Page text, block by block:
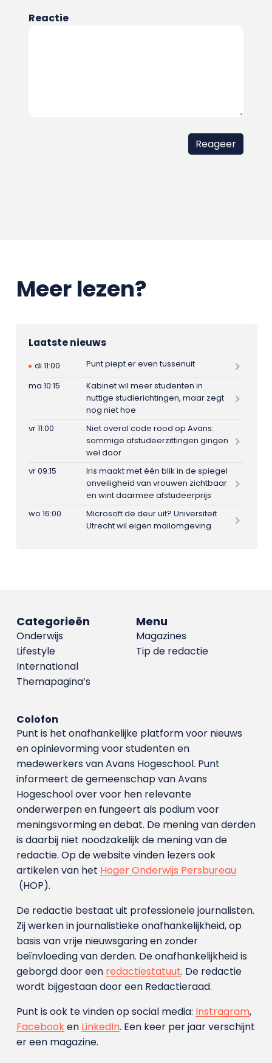
Reactie
Meer lezen?
Laatste nieuws
di 11:00
Punt piept er even tussenuit
ma 10:15
Kabinet wil meer studenten in
nuttige studierichtingen, maar zegt
nog niet hoe
vr 11:00
Niet overal code rood op Avans:
sommige afstudeerzittingen gingen
wel door
vr 09:15
Iris maakt met één blik in de spiegel
onveiligheid van vrouwen zichtbaar
en wint daarmee afstudeerprijs
wo 16:00
Microsoft de deur uit? Universiteit
Utrecht wil eigen mailomgeving
Menu
Magazines
Tip de redactie
Categorieën
Onderwijs
Lifestyle
International
Themapagina’s
Colofon
Punt is het onafhankelijke platform voor nieuws
en opinievorming voor studenten en
medewerkers van Avans Hoge­school. Punt
informeert de gemeenschap van Avans
Hogeschool over voor hen relevante
onderwerpen en fungeert als podium voor
meningsvorming en debat. De mening van derden
is daarbij niet noodzakelijk de mening van de
redactie. Op de website vinden lezers ook
artikelen van het Hoger Onderwijs Persbureau
(HOP).
De redactie bestaat uit professionele journalisten.
Zij werken in journalistieke onafhankelijkheid, op
basis van vrije nieuwsgaring en zonder
beïnvloeding van derden. De onafhankelijkheid is
geborgd door een redactiestatuut. De redactie
wordt bijgestaan door een Redactieraad.
Punt is ook te vinden op social media: Instragram,
Facebooken LinkedIn. Een keer per jaar verschijnt
er een magazine.